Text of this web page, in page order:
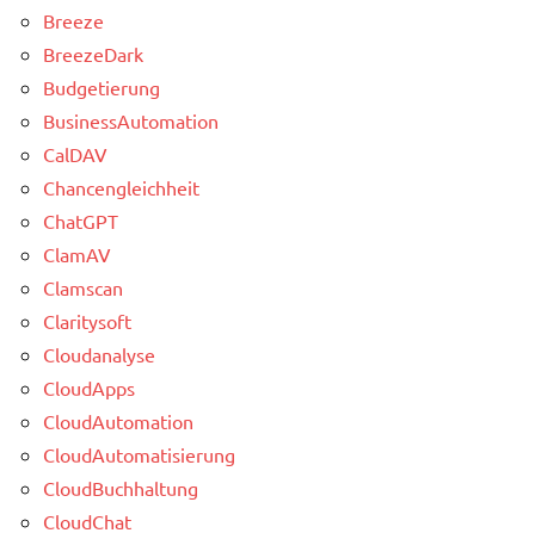
Breeze
BreezeDark
Budgetierung
BusinessAutomation
CalDAV
Chancengleichheit
ChatGPT
ClamAV
Clamscan
Claritysoft
Cloudanalyse
CloudApps
CloudAutomation
CloudAutomatisierung
CloudBuchhaltung
CloudChat